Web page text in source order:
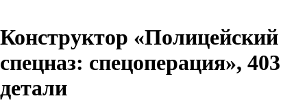
Конструктор «Полицейский
спецназ: спецоперация», 403
детали